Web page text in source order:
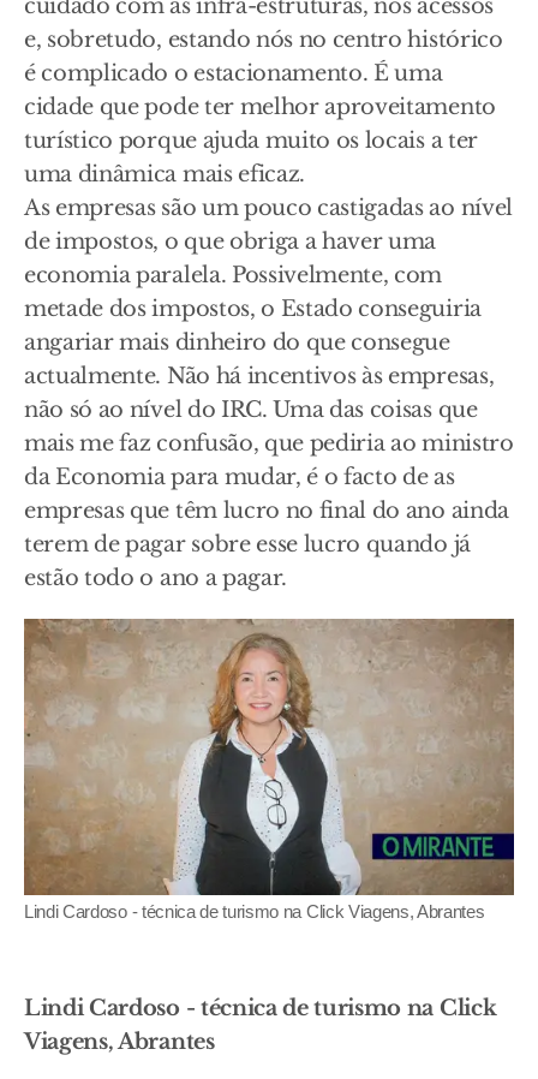
cuidado com as infra-estruturas, nos acessos
e, sobretudo, estando nós no centro histórico
é complicado o estacionamento. É uma
cidade que pode ter melhor aproveitamento
turístico porque ajuda muito os locais a ter
uma dinâmica mais eficaz.
As empresas são um pouco castigadas ao nível
de impostos, o que obriga a haver uma
economia paralela. Possivelmente, com
metade dos impostos, o Estado conseguiria
angariar mais dinheiro do que consegue
actualmente. Não há incentivos às empresas,
não só ao nível do IRC. Uma das coisas que
mais me faz confusão, que pediria ao ministro
da Economia para mudar, é o facto de as
empresas que têm lucro no final do ano ainda
terem de pagar sobre esse lucro quando já
estão todo o ano a pagar.
Lindi Cardoso - técnica de turismo na Click Viagens, Abrantes
Lindi Cardoso - técnica de turismo na Click
Viagens, Abrantes